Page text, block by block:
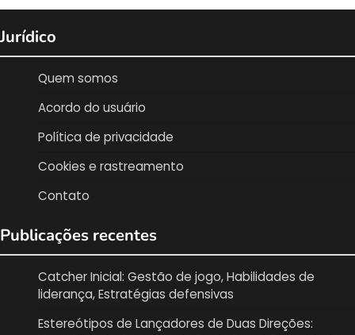
Jurídico
Quem somos
Acordo do usuário
Política de privacidade
Cookies e rastreamento
Contato
Publicações recentes
Catcher Inicial: Gestão de jogo, Habilidades de
liderança, Estratégias defensivas
Estereótipos de Lançadores de Duas Direções: